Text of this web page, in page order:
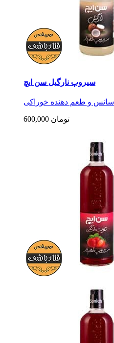
سیروپ نارگیل سن ایچ
اسانس و طعم دهنده خوراکی
600,000 تومان